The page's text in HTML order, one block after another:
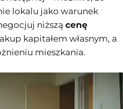
lokalu jako warunek
niższą cenę
kapitałem własnym, a
mieszkania.